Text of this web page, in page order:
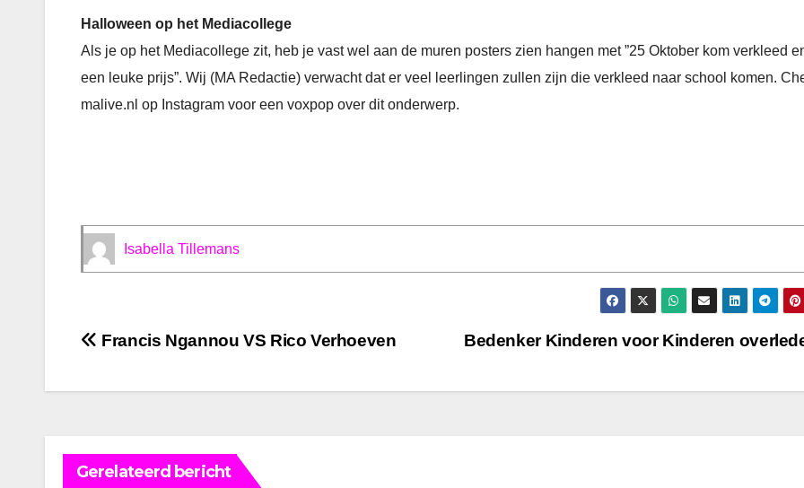
Halloween op het Mediacollege
Als je op het Mediacollege zit, heb je vast wel aan de muren posters zien hangen met ”25 Oktober kom verkleed
een leuke prijs”. Wij (MA Redactie) verwacht dat er veel leerlingen zullen zijn die verkleed naar school komen.
malive.nl op Instagram voor een voxpop over dit onderwerp.
Isabella Tillemans
Bericht
navigatie
Bedenker Kinderen voor Kinderen
Francis Ngannou VS Rico Verhoeven
Gerelateerd bericht